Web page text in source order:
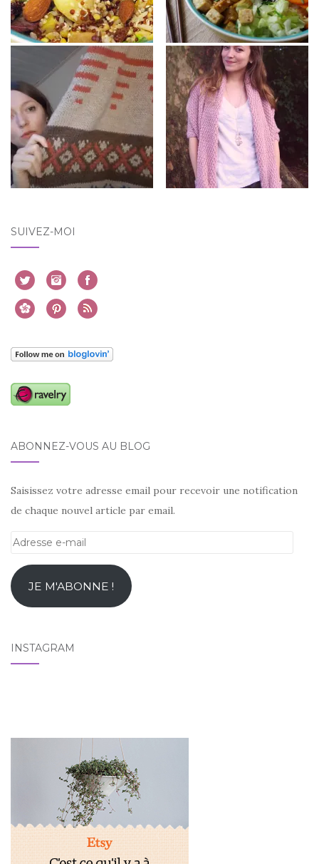
SUIVEZ-MOI
ABONNEZ-VOUS AU BLOG
Saisissez votre adresse email pour recevoir une notification
de chaque nouvel article par email.
Adresse
mailJE M'ABONNE !
INSTAGRAM